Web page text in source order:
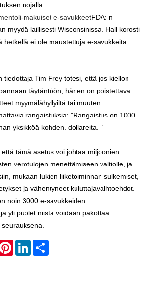
nojalla
makuiset e-savukkeetFDA: n
myydä laillisesti Wisconsinissa. Hall korosti
hetkellä ei ole maustettuja e-savukkeita
tiedottaja Tim Frey totesi, että jos kiellon
täytäntöön, hänen on poistettava
myymälähyllyiltä tai muuten
rangaistuksia: "Rangaistus on 1000
yksikköä kohden. dollareita. "
tämä asetus voi johtaa miljoonien
verotulojen menettämiseen valtiolle, ja
mukaan lukien liiketoiminnan sulkemiset,
ja vähentyneet kuluttajavaihtoehdot.
noin 3000 e-savukkeiden
yli puolet niistä voidaan pakottaa
PinterestLinkedIn